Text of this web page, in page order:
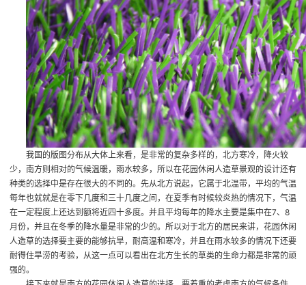
我国的版图分布从大体上来看，是非常的复杂多样的，北方寒冷，降火较
少，南方则相对的气候温暖，雨水较多，所以在花园休闲人造草景观的设计还有
种类的选择中是存在很大的不同的。先从北方说起，它属于北温带，平均的气温
每年也就就是在零下几度和三十几度之间，在夏季有时候较炎热的情况下，气温
在一定程度上还达到额将近四十多度。并且平均每年的降水主要是集中在7、8
月份，并且在冬季的降水量是非常的少的。所以对于北方的居民来讲，花园休闲
人造草的选择要主要的能够抗旱，耐高温和寒冷，并且在雨水较多的情况下还要
耐得住旱涝的考验，从这一点可以看出在北方生长的草类的生命力都是非常的顽
强的。